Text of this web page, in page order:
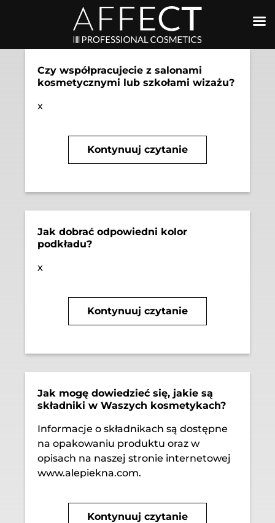
Czy współpracujecie z salonami
kosmetycznymi lub szkołami wizażu?
x
Kontynuuj czytanie
Jak dobrać odpowiedni kolor
podkładu?
x
Kontynuuj czytanie
Jak mogę dowiedzieć się, jakie są
składniki w Waszych kosmetykach?
Informacje o składnikach są dostępne
na opakowaniu produktu oraz w
opisach na naszej stronie internetowej
www.alepiekna.com.
Kontynuuj czytanie